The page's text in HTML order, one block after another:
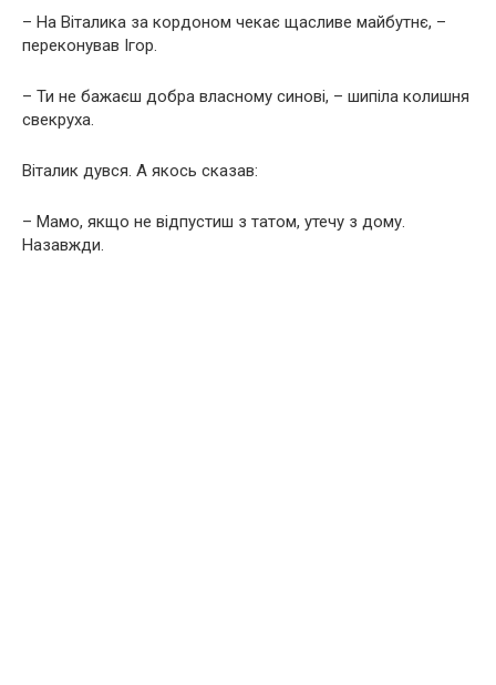
– На Віталика за кордоном чекає щасливе майбутнє, –
переконував Ігор.
– Ти не бажаєш добра власному синові, – шипіла колишня
свекруха.
Віталик дувся. А якось сказав:
– Мамо, якщо не відпустиш з татом, утечу з дому.
Назавжди.